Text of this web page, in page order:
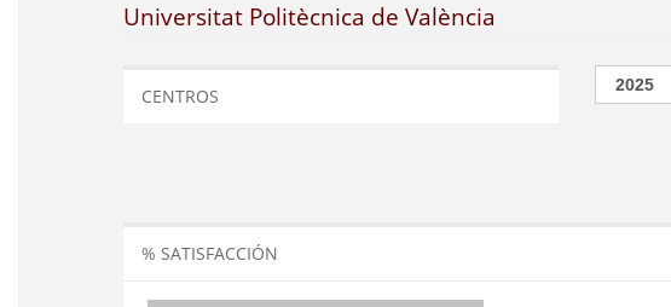
Universitat Politècnica de València
CENTROS
% SATISFACCIÓN